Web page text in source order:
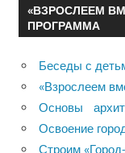
«ВЗРОСЛЕЕМ
ПРОГРАММА
Беседы с
«Взрослеем
Основы
Освоение
Строим